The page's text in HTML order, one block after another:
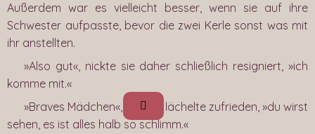
Außerdem war es vielleicht besser, wenn sie auf ihre
Schwester aufpasste, bevor die zwei Kerle sonst was mit
ihr anstellten.
»Also gut«, nickte sie daher schließlich resigniert, »ich
komme mit.«
»Braves Mädchen«, Sharon lächelte zufrieden, »du wirst
sehen, es ist alles halb so schlimm.«